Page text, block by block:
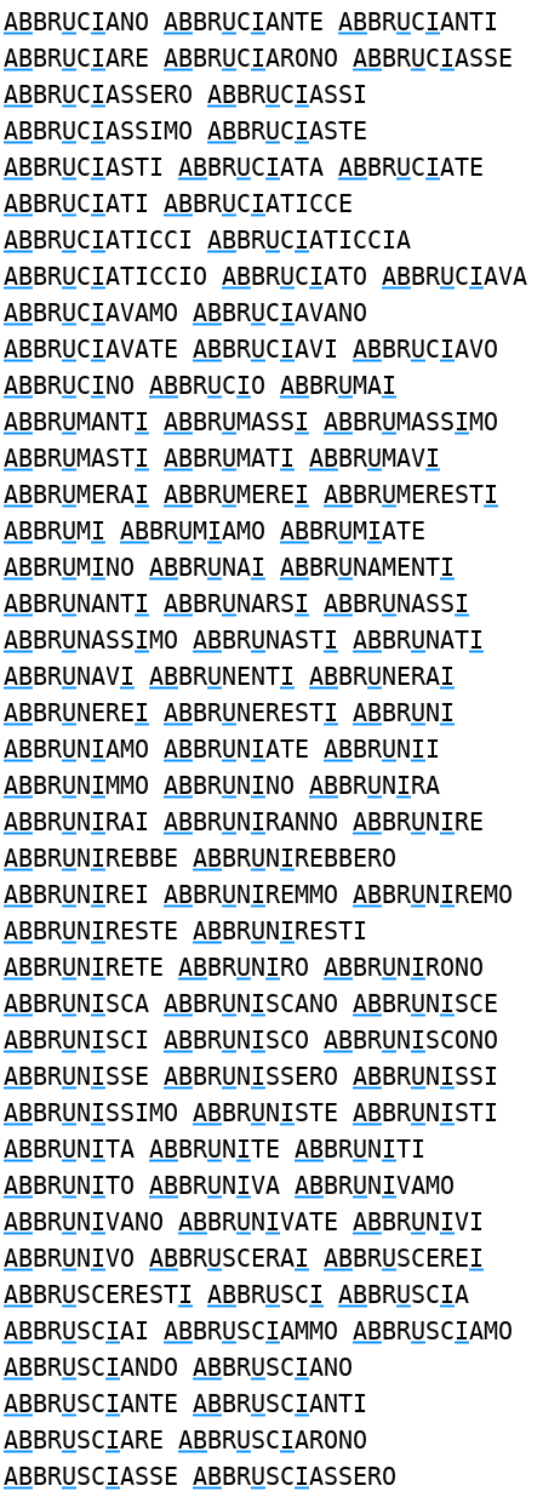
ABBRUCIANO ABBRUCIANTE ABBRUCIANTI
ABBRUCIARE ABBRUCIARONO ABBRUCIASSE
ABBRUCIASSERO ABBRUCIASSI
ABBRUCIASSIMO ABBRUCIASTE
ABBRUCIASTI ABBRUCIATA ABBRUCIATE
ABBRUCIATI ABBRUCIATICCE
ABBRUCIATICCI ABBRUCIATICCIA
ABBRUCIATICCIO ABBRUCIATO ABBRUCIAVA
ABBRUCIAVAMO ABBRUCIAVANO
ABBRUCIAVATE ABBRUCIAVI ABBRUCIAVO
ABBRUCINO ABBRUCIO ABBRUMAI
ABBRUMANTI ABBRUMASSI ABBRUMASSIMO
ABBRUMASTI ABBRUMATI ABBRUMAVI
ABBRUMERAI ABBRUMEREI ABBRUMERESTI
ABBRUMI ABBRUMIAMO ABBRUMIATE
ABBRUMINO ABBRUNAI ABBRUNAMENTI
ABBRUNANTI ABBRUNARSI ABBRUNASSI
ABBRUNASSIMO ABBRUNASTI ABBRUNATI
ABBRUNAVI ABBRUNENTI ABBRUNERAI
ABBRUNEREI ABBRUNERESTI ABBRUNI
ABBRUNIAMO ABBRUNIATE ABBRUNII
ABBRUNIMMO ABBRUNINO ABBRUNIRA
ABBRUNIRAI ABBRUNIRANNO ABBRUNIRE
ABBRUNIREBBE ABBRUNIREBBERO
ABBRUNIREI ABBRUNIREMMO ABBRUNIREMO
ABBRUNIRESTE ABBRUNIRESTI
ABBRUNIRETE ABBRUNIRO ABBRUNIRONO
ABBRUNISCA ABBRUNISCANO ABBRUNISCE
ABBRUNISCI ABBRUNISCO ABBRUNISCONO
ABBRUNISSE ABBRUNISSERO ABBRUNISSI
ABBRUNISSIMO ABBRUNISTE ABBRUNISTI
ABBRUNITA ABBRUNITE ABBRUNITI
ABBRUNITO ABBRUNIVA ABBRUNIVAMO
ABBRUNIVANO ABBRUNIVATE ABBRUNIVI
ABBRUNIVO ABBRUSCERAI ABBRUSCEREI
ABBRUSCERESTI ABBRUSCI ABBRUSCIA
ABBRUSCIAI ABBRUSCIAMMO ABBRUSCIAMO
ABBRUSCIANDO ABBRUSCIANO
ABBRUSCIANTE ABBRUSCIANTI
ABBRUSCIARE ABBRUSCIARONO
ABBRUSCIASSE ABBRUSCIASSERO